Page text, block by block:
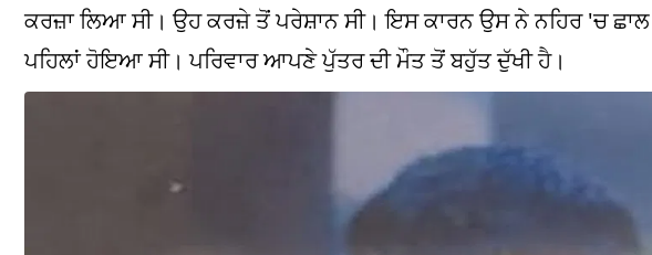
ਕਰਜ਼ਾ ਲਿਆ ਸੀ। ਉਹ ਕਰਜ਼ੇ ਤੋਂ ਪਰੇਸ਼ਾਨ ਸੀ। ਇਸ ਕਾਰਨ ਉਸ ਨੇ ਨਹਿਰ 'ਚ
ਪਹਿਲਾਂ ਹੋਇਆ ਸੀ। ਪਰਿਵਾਰ ਆਪਣੇ ਪੁੱਤਰ ਦੀ ਮੌਤ ਤੋਂ ਬਹੁੱਤ ਦੁੱਖੀ ਹੈ।